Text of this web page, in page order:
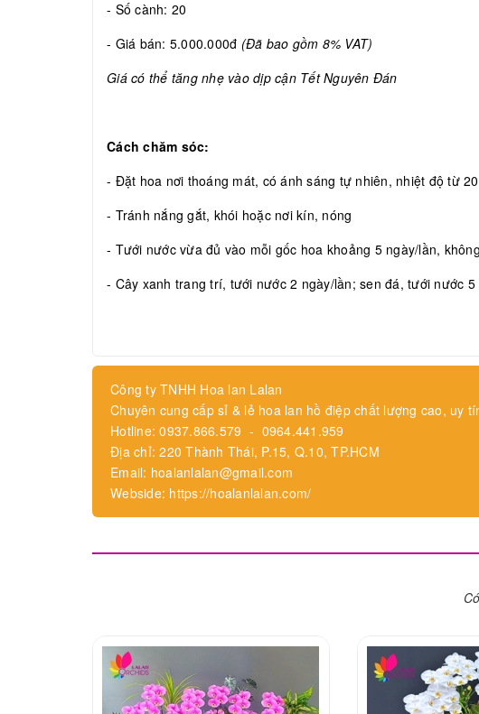
- Số cành: 20
- Giá bán: 5.000.000đ (Đã bao gồm 8% VAT)
Giá có thể tăng nhẹ vào dịp cận Tết Nguyên Đán
Cách chăm sóc:
- Đặt hoa nơi thoáng mát, có ánh sáng tự nhiên, nhiệt độ từ
- Tránh nắng gắt, khói hoặc nơi kín, nóng
- Tưới nước vừa đủ vào mỗi gốc hoa khoảng 5 ngày/lần,
- Cây xanh trang trí, tưới nước 2 ngày/lần; sen đá, tưới nước 5
Công ty TNHH Hoa lan Lalan
Chuyên cung cấp sỉ & lẻ hoa lan hồ điệp chất lượng cao, uy
Hotline: 0937.866.579 - 0964.441.959
Địa chỉ: 220 Thành Thái, P.15, Q.10, TP.HCM
Email: hoalanlalan@gmail.com
Webside: https://hoalanlalan.com/